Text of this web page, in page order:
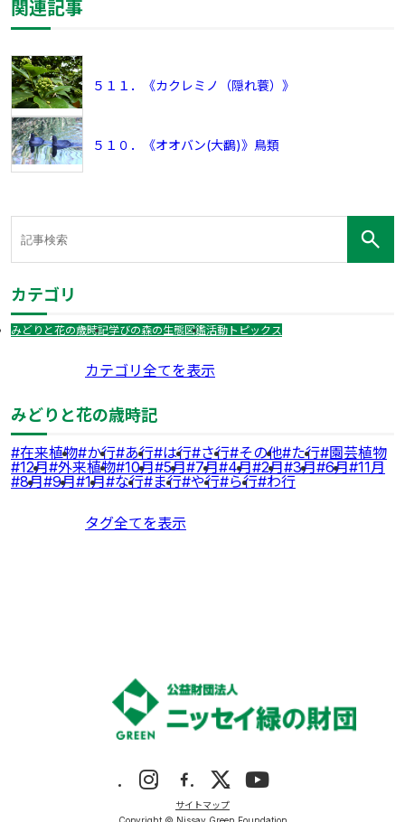
関連記事
５１１．《カクレミノ（隠れ蓑）》
５１０．《オオバン(大鷭)》鳥類
カテゴリ
みどりと花の歳時記学びの森の生態図鑑活動トピックス
カテゴリ全てを表示
みどりと花の歳時記
在来植物 か行 あ行 は行 さ行 その他 た行 園芸植物
12月 外来植物 10月 5月 7月 4月 2月 3月 6月 11月
8月 9月 1月 な行 ま行 や行 ら行 わ行
タグ全てを表示
サイトマップ